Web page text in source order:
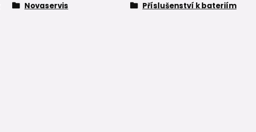
Novaservis
Příslušenství k bateriím